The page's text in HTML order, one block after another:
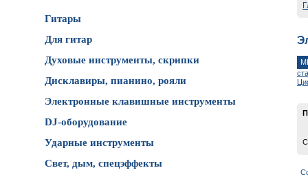
Гитары
Для гитар
Духовые инструменты, скрипки
Дисклавиры, пианино, рояли
Электронные клавишные инструменты
DJ-оборудование
Ударные инструменты
Свет, дым, спецэффекты